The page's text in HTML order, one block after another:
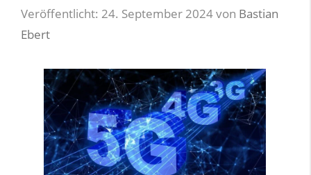
Veröffentlicht: 24. September 2024von Bastian
Ebert